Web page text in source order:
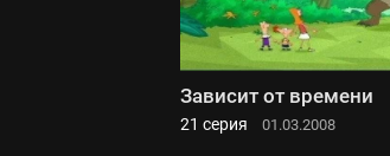
Зависит от времени
21 серия 01.03.2008